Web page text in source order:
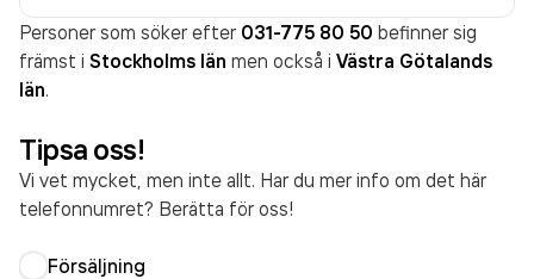
Personer som söker efter 031-775 80 50 befinner sig
främst i Stockholms län men också i Västra Götalands
län.
Tipsa oss!
Vi vet mycket, men inte allt. Har du mer info om det här
telefonnumret? Berätta för oss!
Försäljning